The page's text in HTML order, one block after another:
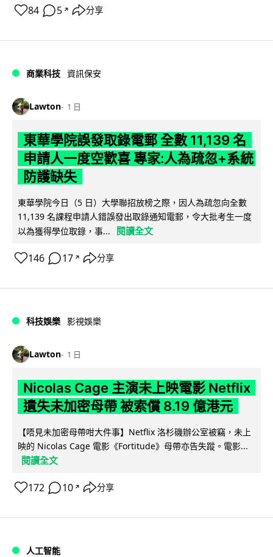
84 5 ↗ 分享
商業科技 資訊保安
Lawton 1 日
東華學院誤發取錄電郵 全數 11,139 名
申請人一度空歡喜 專家:人為疏忽+系統
防護缺失
東華學院今日（5 日）大學聯招放榜之際，因人為疏忽向全數
11,139 名課程申請人錯誤發出取錄通知電郵，令大批考生一度
以為獲得學位取錄，事...
閱讀全文
146 17 ↗ 分享
科技娛樂 影視娛樂
Lawton 1 日
Nicolas Cage 主演未上映電影 Netflix
遺失未加密母帶 被索償 8.19 億港元
【唔見未加密母帶咁大件事】Netflix 洛杉磯辦公室被竊，未上
映的 Nicolas Cage 電影《Fortitude》母帶亦告失蹤。電影...
閱讀全文
172 10 ↗ 分享
人工智能